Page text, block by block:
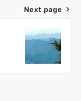
Next page